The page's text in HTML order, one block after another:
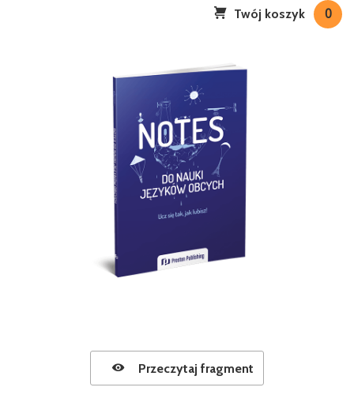
Twój koszyk 0
Przeczytaj fragment